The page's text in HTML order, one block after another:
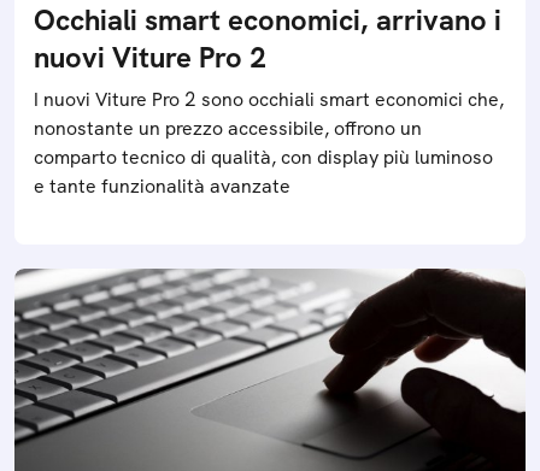
Occhiali smart economici, arrivano i
nuovi Viture Pro 2
I nuovi Viture Pro 2 sono occhiali smart economici che,
nonostante un prezzo accessibile, offrono un
comparto tecnico di qualità, con display più luminoso
e tante funzionalità avanzate